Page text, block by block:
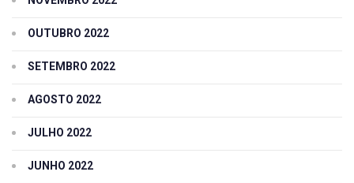
OUTUBRO 2022
SETEMBRO 2022
AGOSTO 2022
JULHO 2022
JUNHO 2022